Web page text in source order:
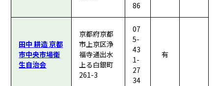
86
田中 耕造 京都
市中央市場衛
生自治会
京都府京都
市上京区浄
福寺通出水
上る白銀町
261-3
07
5-
43
1-
27
34
有